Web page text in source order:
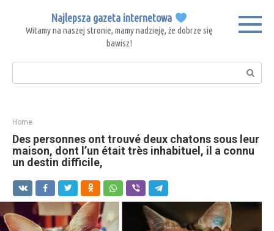
content
Najlepsza gazeta internetowa
Witamy na naszej stronie, mamy nadzieję, że dobrze się
bawisz!
Search:
Home
Des personnes ont trouvé deux chatons sous leur
maison, dont l’un était très inhabituel, il a connu
un destin difficile,